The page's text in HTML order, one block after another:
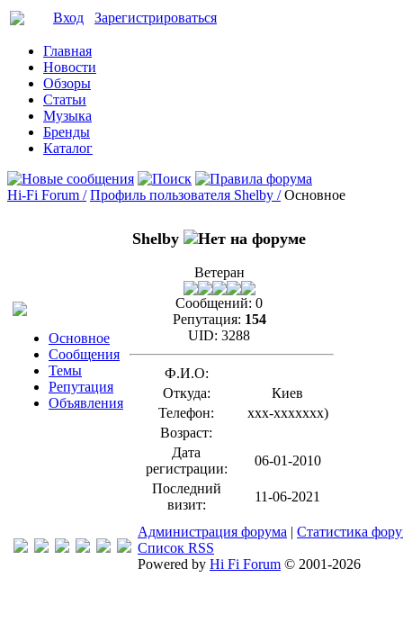
Вход Зарегистрироваться
Главная
Новости
Обзоры
Статьи
Музыка
Бренды
Каталог
Hi-Fi Forum / Профиль пользователя Shelby / Основное
Основное
Сообщения
Темы
Репутация
Объявления
Shelby
Ветеран
Сообщений: 0
Репутация: 154
UID: 3288
Ф.И.О:
Откуда:
Киев
Телефон:
xxx-xxxxxxx)
Возраст:
Дата
регистрации:
06-01-2010
Последний
визит:
11-06-2021
Администрация форума | Статистика
Список RSS
Powered by Hi Fi Forum © 2001-2026